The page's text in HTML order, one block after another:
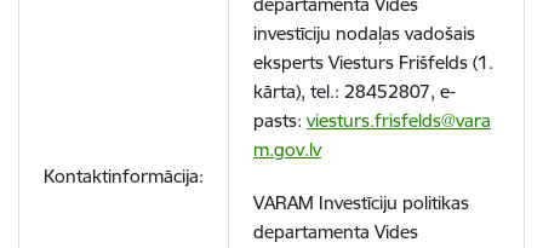
Kontaktinformācija:
investīciju nodaļas vadošais
eksperts Viesturs Frišfelds (1.
kārta), tel.: 28452807, e-
pasts: viesturs.frisfelds@vara
m.gov.lv
VARAM Investīciju politikas
departamenta Vides